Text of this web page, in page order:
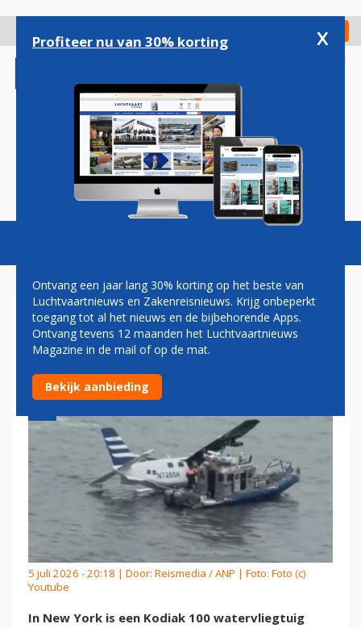
gaan
Check in
Magazine Podcasts Vacatures
VLIEGTUIG NEERGESTORT IN
EAST RIVER, NEW YORK
5 juli 2026 - 20:18 | Door: Reismedia / ANP | Foto: Foto (c)
Youtube
In New York is een Kodiak 100 watervliegtuig
Profiteer nu van 30% korting x
Ontvang een jaar lang 30% korting op het beste van
Luchtvaartnieuws en Zakenreisnieuws. Krijg onbeperkt
toegang tot al het nieuws en de bijbehorende Apps.
Ontvang tevens 12 maanden het Luchtvaartnieuws
Magazine in de mail of op de mat.
Bekijk aanbieding